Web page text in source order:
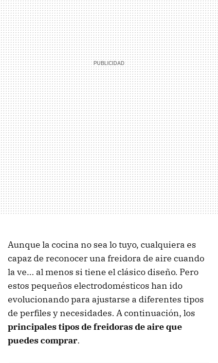
Aunque la cocina no sea lo tuyo, cualquiera es
capaz de reconocer una freidora de aire cuando
la ve... al menos si tiene el clásico diseño. Pero
estos pequeños electrodomésticos han ido
evolucionando para ajustarse a diferentes tipos
de perfiles y necesidades. A continuación, los
principales tipos de freidoras de aire que
puedes comprar.